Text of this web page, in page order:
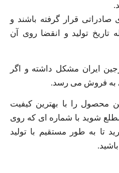
قرار گرفته باشند و
تولید و انقضا روی آن
ایران مشکل داشته و اگر
به فروش می رسد.
محصول را با بهترین کیفیت
شوید با شماره‌ ای که روی
تا به طور مستقیم با تولید